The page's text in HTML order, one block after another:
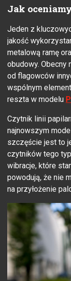
Jak
Jeden z
jakość
metalową ramę
obudowy. Obecny
od flagowców
wspólnym
reszta w modelu
Czytnik linii
najnowszym
szczęście jest to
czytników tego
wibracje, które
powodują, że nie
na przyłożenie